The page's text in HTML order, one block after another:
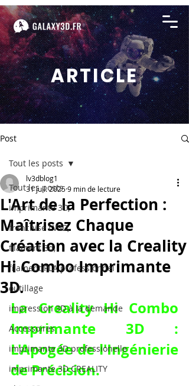
ARTICLE
Post
Tout les posts
imprimante 3D,
franchise LV3D,
filament 3d,
filament PLA professionnel
outillage
impression 3D à la demande
Accessoires
imprimante 3D professionelle
imprimante 3D CREALITY
Tout les posts
L'Art de la Perfection :
Maîtrisez Chaque
Création avec la Creality
Hi Combo Imprimante
3D.
lv3dblog1
31 juil. 20259 min de lecture
La Creality Hi Combo
Imprimante 3D :
L'Apogée de l'Ingénierie
de Précision.